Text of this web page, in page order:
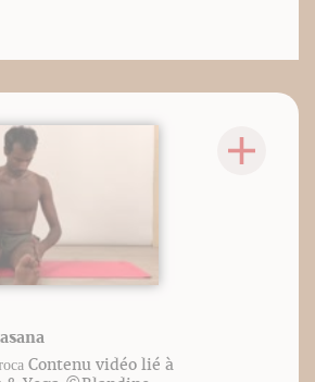
Contenu vidéo lié à